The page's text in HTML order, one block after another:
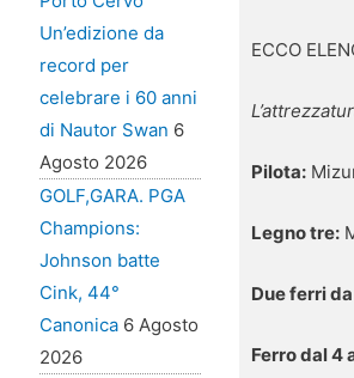
Un’edizione da
record per
celebrare i 60 anni
di Nautor Swan 6
Agosto 2026
GOLF,GARA. PGA
Champions:
Johnson batte
Cink, 44°
Canonica 6 Agosto
2026
ECCO
Pilota:
Legno tre:
Due ferri
Ferro dal 4